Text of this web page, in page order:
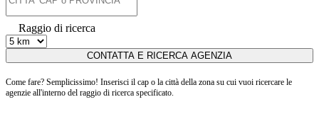
Raggio di ricerca
Come fare? Semplicissimo! Inserisci il cap o la città della zona su cui vuoi ricercare le
agenzie all'interno del raggio di ricerca specificato.